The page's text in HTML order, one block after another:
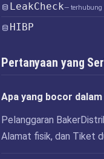
LeakCheck— terhubung
HIBP
Pertanyaan yang
Apa yang bocor
Pelanggaran
Alamat fisik, dan Tiket